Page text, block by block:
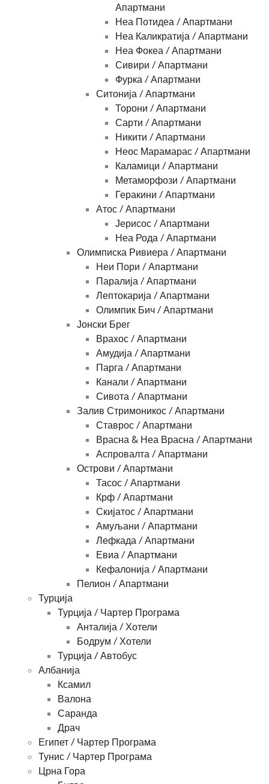
Апартмани
Неа Потидеа / Апартмани
Неа Каликратија / Апартмани
Неа Фокеа / Апартмани
Сивири / Апартмани
Фурка / Апартмани
Ситонија / Апартмани
Торони / Апартмани
Сарти / Апартмани
Никити / Апартмани
Неос Марамарас / Апартмани
Каламици / Апартмани
Метаморфози / Апартмани
Геракини / Апартмани
Атос / Апартмани
Јерисос / Апартмани
Неа Рода / Апартмани
Олимписка Ривиера / Апартмани
Неи Пори / Апартмани
Паралија / Апартмани
Лептокарија / Апартмани
Олимпик Бич / Апартмани
Јонски Брег
Врахос / Апартмани
Амудија / Апартмани
Парга / Апартмани
Канали / Апартмани
Сивота / Апартмани
Залив Стримоникос / Апартмани
Ставрос / Апартмани
Врасна & Неа Врасна / Апартмани
Аспровалта / Апартмани
Острови / Апартмани
Тасос / Апартмани
Крф / Апартмани
Скијатос / Апартмани
Амуљани / Апартмани
Лефкада / Апартмани
Евиа / Апартмани
Кефалонија / Апартмани
Пелион / Апартмани
Турција
Турција / Чартер Програма
Анталија / Хотели
Бодрум / Хотели
Турција / Автобус
Албанија
Ксамил
Валона
Саранда
Драч
Египет / Чартер Програма
Тунис / Чартер Програма
Црна Гора